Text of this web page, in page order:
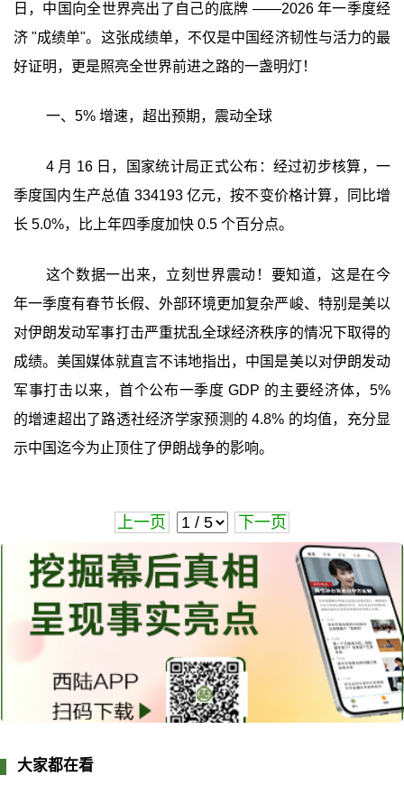
日，中国向全世界亮出了自己的底牌 ——2026 年一季度经
济 "成绩单"。这张成绩单，不仅是中国经济韧性与活力的最
好证明，更是照亮全世界前进之路的一盏明灯！
一、5% 增速，超出预期，震动全球
4 月 16 日，国家统计局正式公布：经过初步核算，一
季度国内生产总值 334193 亿元，按不变价格计算，同比增
长 5.0%，比上年四季度加快 0.5 个百分点。
这个数据一出来，立刻世界震动！要知道，这是在今
年一季度有春节长假、外部环境更加复杂严峻、特别是美以
对伊朗发动军事打击严重扰乱全球经济秩序的情况下取得的
成绩。美国媒体就直言不讳地指出，中国是美以对伊朗发动
军事打击以来，首个公布一季度 GDP 的主要经济体，5%
的增速超出了路透社经济学家预测的 4.8% 的均值，充分显
示中国迄今为止顶住了伊朗战争的影响。
上一页 下一页
大家都在看